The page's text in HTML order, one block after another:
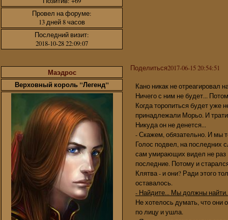
Провел на форуме:
13 дней 8 часов
Последний визит:
2018-10-28 22:09:07
Поделиться2017-06-15 20:54:51
Маэдрос
Верховный король "Легенд"
Кано никак не отреагировал
Ничего с ним не будет...
Когда торопиться будет уже
принадлежали Морьо. И
Никуда он не денется...
- Скажем, обязательно. И мы
Голос подвел, на последних
сам умирающих видел не раз
последние. Потому и
Клятва - и они? Ради этого
оставалось.
- Найдите... Мы должны
Не хотелось думать, что они
по лицу и ушла.